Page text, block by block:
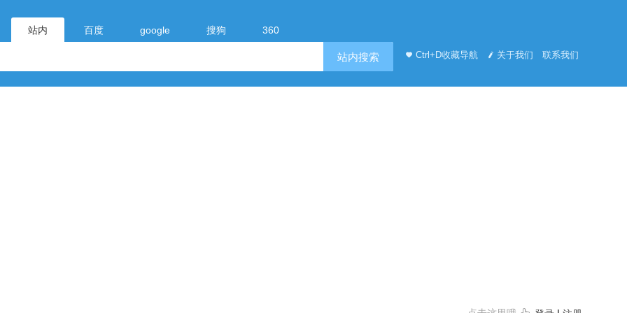
站内 百度 google 搜狗 360
Ctrl+D收藏导航 关于我们 联系我们
站内搜索